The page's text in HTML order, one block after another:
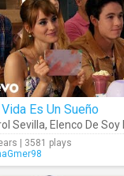
Es Un Sueño
Sevilla, Elenco De Soy
| 3581 plays